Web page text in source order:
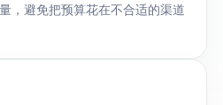
，避免把预算花在不合适的渠道